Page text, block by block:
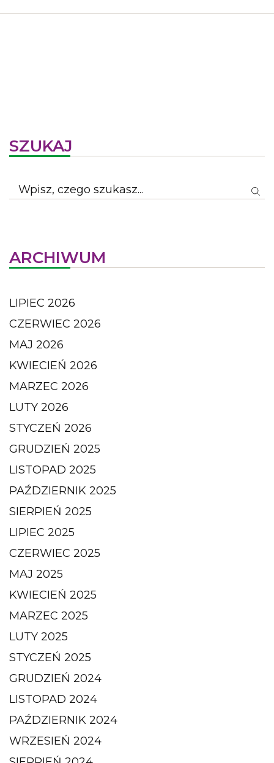
SZUKAJ
ARCHIWUM
LIPIEC 2026
CZERWIEC 2026
MAJ 2026
KWIECIEŃ 2026
MARZEC 2026
LUTY 2026
STYCZEŃ 2026
GRUDZIEŃ 2025
LISTOPAD 2025
PAŹDZIERNIK 2025
SIERPIEŃ 2025
LIPIEC 2025
CZERWIEC 2025
MAJ 2025
KWIECIEŃ 2025
MARZEC 2025
LUTY 2025
STYCZEŃ 2025
GRUDZIEŃ 2024
LISTOPAD 2024
PAŹDZIERNIK 2024
WRZESIEŃ 2024